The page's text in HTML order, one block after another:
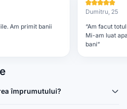
Am primit banii
Dumitru, 25
“Am facut
Mi-am luat
bani”
împrumutului?